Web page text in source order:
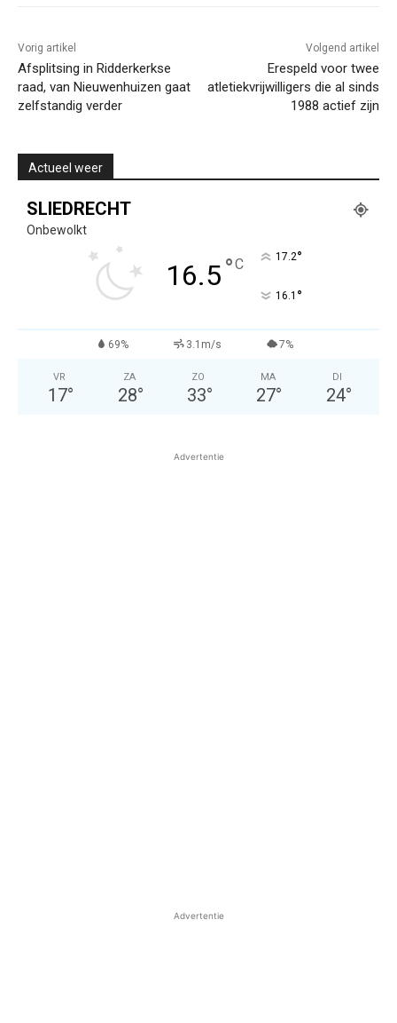
Vorig artikel
Afsplitsing in Ridderkerkse
raad, van Nieuwenhuizen gaat
zelfstandig verder
Volgend artikel
Erespeld voor twee
atletiekvrijwilligers die al sinds
1988 actief zijn
Actueel weer
SLIEDRECHT
Onbewolkt
16.5°C 17.2°
16.1 °
69% 3.1m/s 7%
VR
17°
ZA
28°
ZO
33°
MA
27°
DI
24°
Advertentie
Advertentie